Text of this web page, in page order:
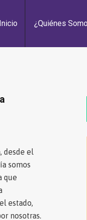
Inicio ¿Quiénes
desde el
somos
que
estado,
nosotras.